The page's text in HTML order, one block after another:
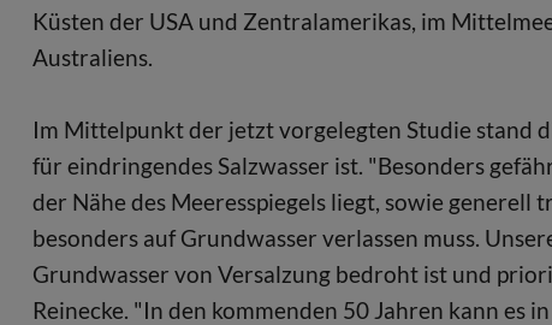
Küsten der USA und Zentralamerikas, im
Australiens.
Im Mittelpunkt der jetzt vorgelegten Studie stand
für eindringendes Salzwasser ist. "Besonders
der Nähe des Meeresspiegels liegt, sowie generell
besonders auf Grundwasser verlassen muss.
Grundwasser von Versalzung bedroht ist und
Reinecke. "In den kommenden 50 Jahren kann es